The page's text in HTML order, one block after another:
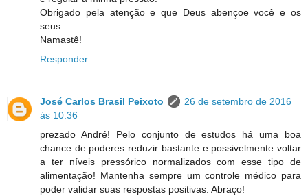
Obrigado pela atenção e que Deus abençoe você e os
seus.
Namastê!
Responder
José Carlos Brasil Peixoto
26 de setembro de 2016
às 10:36
prezado André! Pelo conjunto de estudos há uma boa
chance de poderes reduzir bastante e possivelmente voltar
a ter níveis pressórico normalizados com esse tipo de
alimentação! Mantenha sempre um controle médico para
poder validar suas respostas positivas. Abraço!